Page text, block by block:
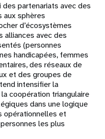
des partenariats avec des
aux sphères
d’écosystèmes
alliances avec des
(personnes
handicapées, femmes
des réseaux de
et des groupes de
intensifier la
coopération triangulaire
dans une logique
opérationnelles et
les plus